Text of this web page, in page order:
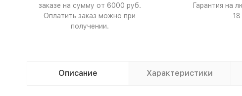
заказе на сумму от 6000 руб.
Оплатить заказ можно при
получении.
Гарантия на
Описание Характеристики